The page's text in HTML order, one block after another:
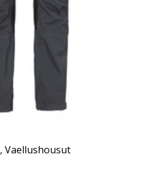
, Vaellushousut